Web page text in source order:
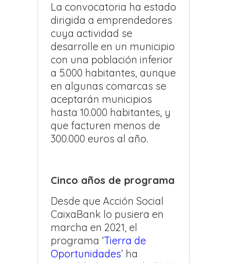
La convocatoria ha estado
dirigida a emprendedores
cuya actividad se
desarrolle en un municipio
con una población inferior
a 5.000 habitantes, aunque
en algunas comarcas se
aceptarán municipios
hasta 10.000 habitantes, y
que facturen menos de
300.000 euros al año.
Cinco años de programa
Desde que Acción Social
CaixaBank lo pusiera en
marcha en 2021, el
programa ‘Tierra de
Oportunidades’ ha